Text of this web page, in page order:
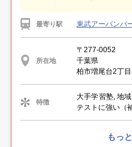
最寄り駅 東武アーバンパ
所在地
〒277-0052
千葉県
柏市増尾台2丁
特徴
大手学習塾, 地
テストに強い（
もっ